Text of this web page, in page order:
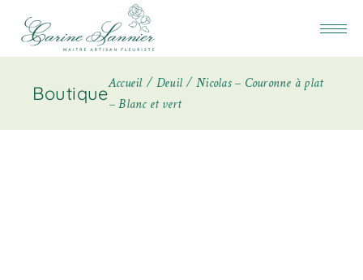
BoutiqueAccueil Deuil
Nicolas – Couronne à plat
– Blanc et vert